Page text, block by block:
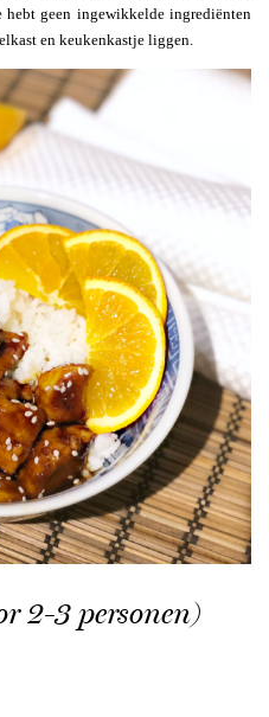
geen ingewikkelde ingrediënten
en keukenkastje liggen.
2-3 personen)